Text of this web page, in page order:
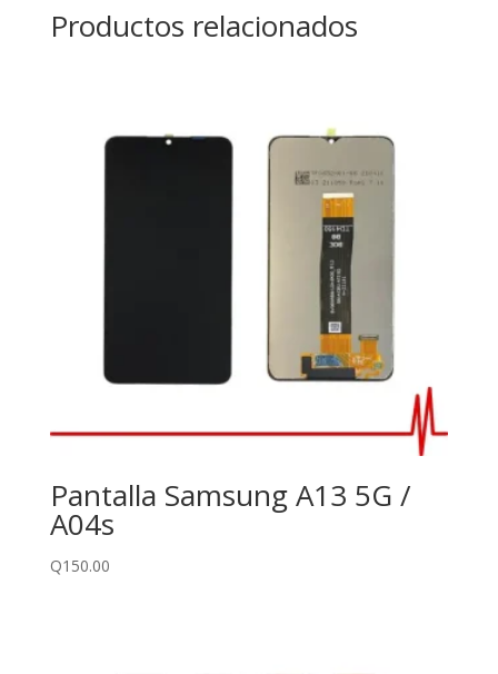
Productos relacionados
Pantalla Samsung A13 5G /
A04s
Q150.00